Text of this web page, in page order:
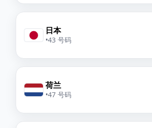
日本
•43 号码
荷兰
•47 号码